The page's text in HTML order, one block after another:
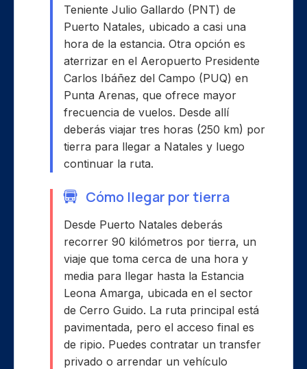
Teniente Julio Gallardo (PNT) de
Puerto Natales, ubicado a casi una
hora de la estancia. Otra opción es
aterrizar en el Aeropuerto Presidente
Carlos Ibáñez del Campo (PUQ) en
Punta Arenas, que ofrece mayor
frecuencia de vuelos. Desde allí
deberás viajar tres horas (250 km) por
tierra para llegar a Natales y luego
continuar la ruta.
Cómo llegar por tierra
Desde Puerto Natales deberás
recorrer 90 kilómetros por tierra, un
viaje que toma cerca de una hora y
media para llegar hasta la Estancia
Leona Amarga, ubicada en el sector
de Cerro Guido. La ruta principal está
pavimentada, pero el acceso final es
de ripio. Puedes contratar un transfer
privado o arrendar un vehículo